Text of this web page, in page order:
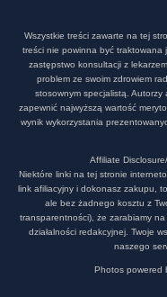
Wszystkie treści zawarte na tej
treści nie powinna być traktowana
zastępstwo konsultacji z
problem ze swoim zdrowiem
stosownym specjalistą. Autorzy
zapewnić najwyższą wartość
wynik wykorzystania
Affiliate
Niektóre linki na tej stronie
link afiliacyjny i dokonasz zakupu,
ale bez żadnego kosztu z
transparentności), że zarabiamy
działalności redakcyjnej. Twoje
naszego
Photos powered